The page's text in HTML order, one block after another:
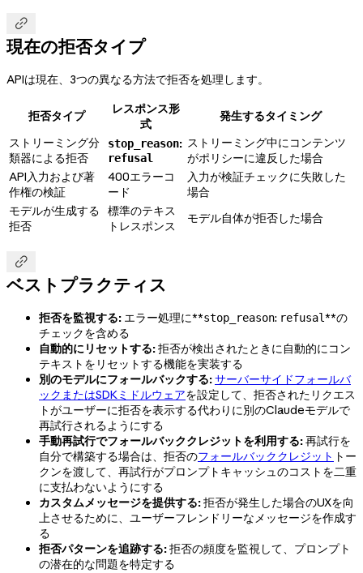

現在の拒否タイプ
APIは現在、3つの異なる方法で拒否を処理します。
拒否タイプ
レスポンス形
式
発生するタイミング
ストリーミング分
類器による拒否
stop_reason:
refusal
ストリーミング中にコンテンツ
がポリシーに違反した場合
API入力および著
作権の検証
400エラーコ
ード
入力が検証チェックに失敗した
場合
モデルが生成する
拒否
標準のテキス
トレスポンス
モデル自体が拒否した場合

ベストプラクティス
拒否を監視する: エラー処理に**stop_reason: refusal**の
チェックを含める
自動的にリセットする:拒否が検出されたときに自動的にコン
テキストをリセットする機能を実装する
別のモデルにフォールバックする:サーバーサイドフォールバ
ックまたはSDKミドルウェアを設定して、拒否されたリクエス
トがユーザーに拒否を表示する代わりに別のClaudeモデルで
再試行されるようにする
手動再試行でフォールバッククレジットを利用する:再試行を
自分で構築する場合は、拒否のフォールバッククレジット トー
クンを渡して、再試行がプロンプトキャッシュのコストを二重
に支払わないようにする
カスタムメッセージを提供する:拒否が発生した場合のUXを向
上させるために、ユーザーフレンドリーなメッセージを作成す
る
拒否パターンを追跡する:拒否の頻度を監視して、プロンプト
の潜在的な問題を特定する